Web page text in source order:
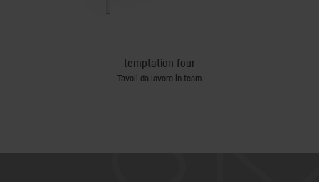
temptation four
Tavoli da lavoro in team